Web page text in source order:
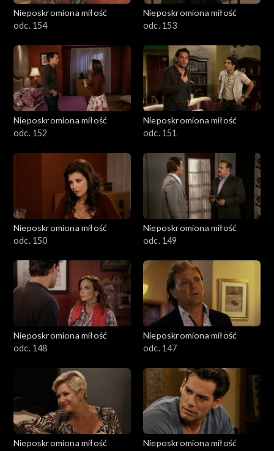
Nieposkromiona miłość
odc. 154
Nieposkromiona miłość
odc. 153
Nieposkromiona miłość
odc. 152
Nieposkromiona miłość
odc. 151
Nieposkromiona miłość
odc. 150
Nieposkromiona miłość
odc. 149
Nieposkromiona miłość
odc. 148
Nieposkromiona miłość
odc. 147
Nieposkromiona miłość
Nieposkromiona miłość